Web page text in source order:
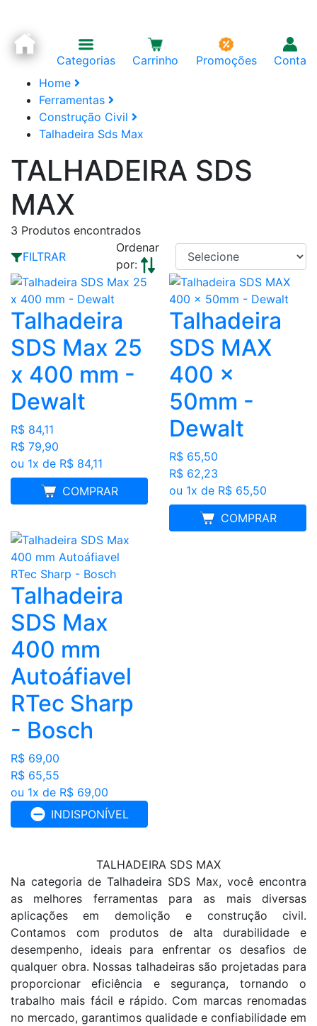
Categorias Carrinho Promoções
Conta
Home
Ferramentas
Construção Civil
Talhadeira Sds Max
TALHADEIRA SDS
MAX
3 Produtos encontrados
FILTRAR
Ordenar
por:
Talhadeira
SDS Max 25
x 400 mm -
Dewalt
R$ 84,11
R$ 79,90
ou 1x de R$ 84,11
COMPRAR
MELHOR PREÇO
Talhadeira
SDS MAX
400 x
50mm -
Dewalt
R$ 65,50
R$ 62,23
ou 1x de R$ 65,50
COMPRAR
MELHOR PREÇO
Talhadeira
SDS Max
400 mm
Autoáfiavel
RTec Sharp
- Bosch
R$ 69,00
R$ 65,55
ou 1x de R$ 69,00
INDISPONÍVEL
TALHADEIRA SDS MAX
Na categoria de Talhadeira SDS Max, você encontra
as melhores ferramentas para as mais diversas
aplicações em demolição e construção civil.
Contamos com produtos de alta durabilidade e
desempenho, ideais para enfrentar os desafios de
qualquer obra. Nossas talhadeiras são projetadas para
proporcionar eficiência e segurança, tornando o
trabalho mais fácil e rápido. Com marcas renomadas
no mercado, garantimos qualidade e confiabilidade em